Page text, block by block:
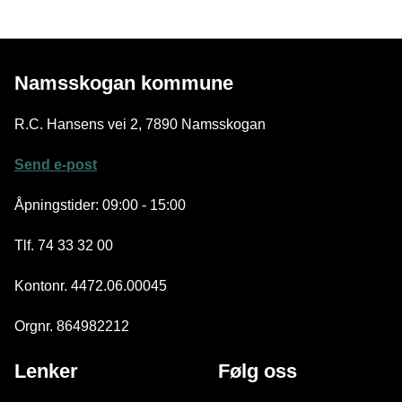
Namsskogan kommune
R.C. Hansens vei 2, 7890 Namsskogan
Send e-post
Åpningstider: 09:00 - 15:00
Tlf. 74 33 32 00
Kontonr. 4472.06.00045
Orgnr. 864982212
Lenker Følg oss